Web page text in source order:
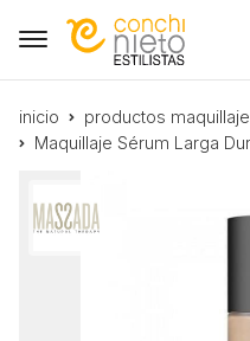
inicio
productos maquillaje